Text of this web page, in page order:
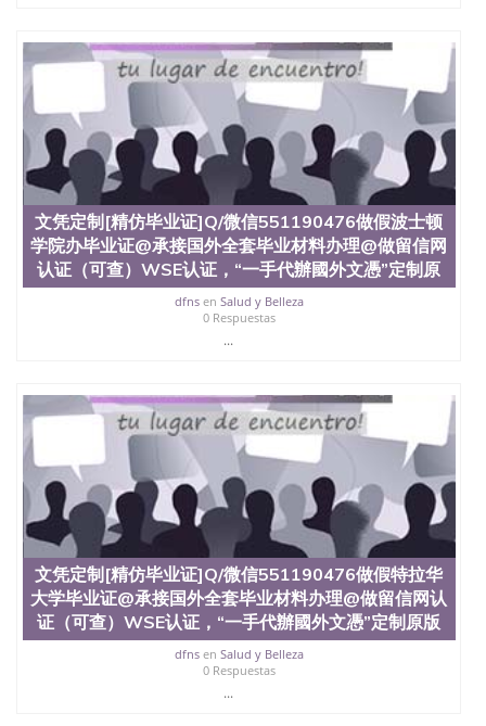
文凭定制[精仿毕业证]Q/微信551190476做假波士顿
学院办毕业证@承接国外全套毕业材料办理@做留信网
认证（可查）WSE认证，“一手代辦國外文憑”定制原
dfnsen Salud y Belleza
0 Respuestas
...
文凭定制[精仿毕业证]Q/微信551190476做假特拉华
大学毕业证@承接国外全套毕业材料办理@做留信网认
证（可查）WSE认证，“一手代辦國外文憑”定制原版
dfnsen Salud y Belleza
0 Respuestas
...